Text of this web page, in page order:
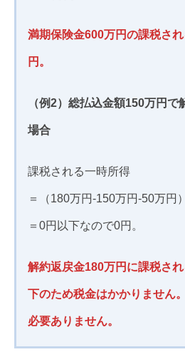
満期保険金600万円の課税さ
円。
（例2）総払込金額150万円
場合
課税される一時所得
＝（180万円-150万円-50万円
＝0円以下なので0円。
解約返戻金180万円に課税さ
下のため税金はかかりません
必要ありません。